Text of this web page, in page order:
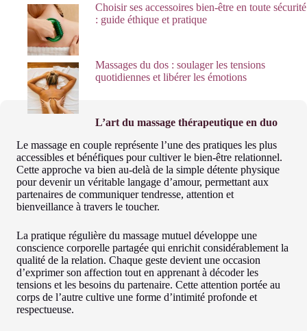
Choisir ses accessoires bien-être en toute sécurité
: guide éthique et pratique
Massages du dos : soulager les tensions
quotidiennes et libérer les émotions
L’art du massage thérapeutique en duo
Le massage en couple représente l’une des pratiques les plus
accessibles et bénéfiques pour cultiver le bien-être relationnel.
Cette approche va bien au-delà de la simple détente physique
pour devenir un véritable langage d’amour, permettant aux
partenaires de communiquer tendresse, attention et
bienveillance à travers le toucher.
La pratique régulière du massage mutuel développe une
conscience corporelle partagée qui enrichit considérablement la
qualité de la relation. Chaque geste devient une occasion
d’exprimer son affection tout en apprenant à décoder les
tensions et les besoins du partenaire. Cette attention portée au
corps de l’autre cultive une forme d’intimité profonde et
respectueuse.